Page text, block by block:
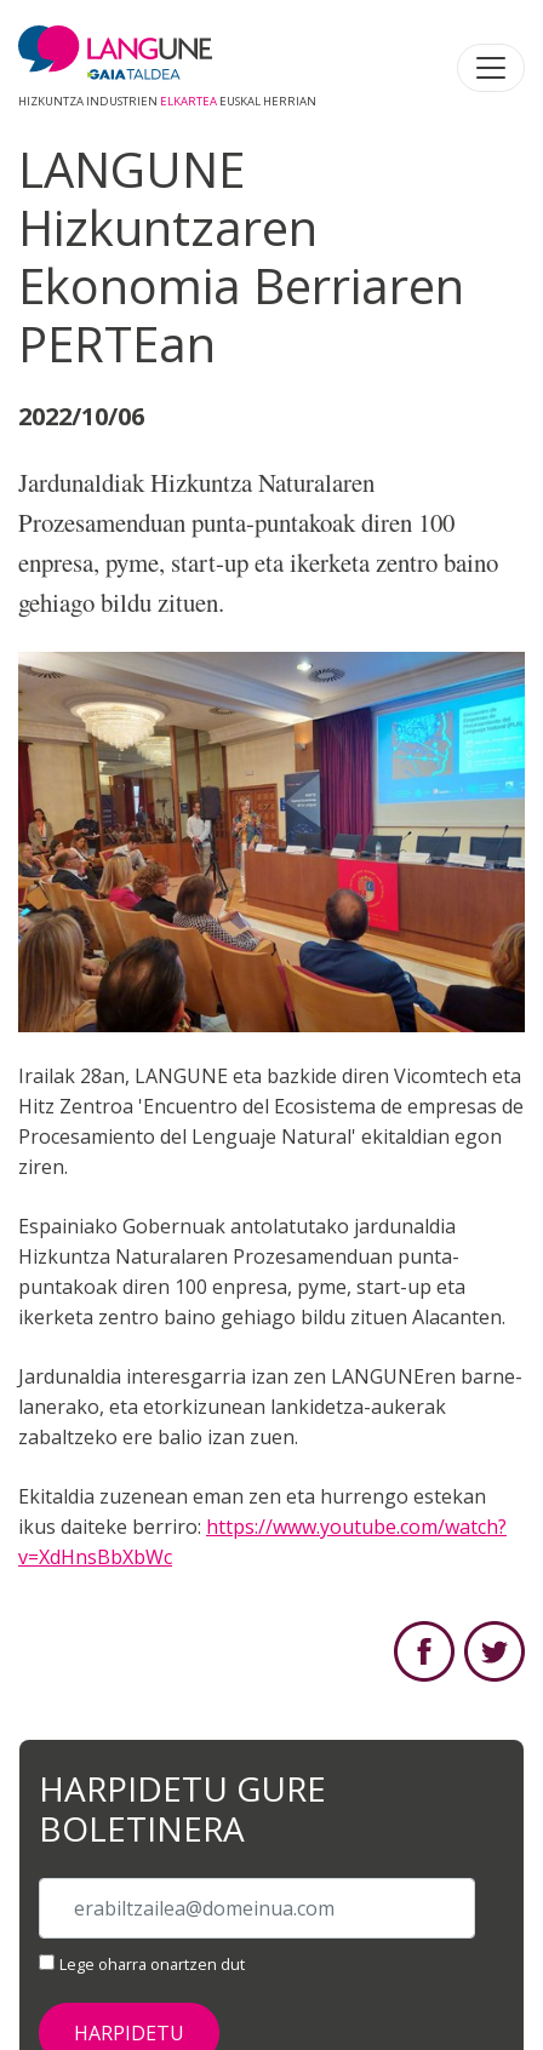
HIZKUNTZA INDUSTRIEN ELKARTEA EUSKAL HERRIAN
LANGUNE
Hizkuntzaren
Ekonomia Berriaren
PERTEan
2022/10/06
Jardunaldiak Hizkuntza Naturalaren
Prozesamenduan punta-puntakoak diren 100
enpresa, pyme, start-up eta ikerketa zentro baino
gehiago bildu zituen.
Irailak 28an, LANGUNE eta bazkide diren Vicomtech eta
Hitz Zentroa 'Encuentro del Ecosistema de empresas de
Procesamiento del Lenguaje Natural' ekitaldian egon
ziren.
Espainiako Gobernuak antolatutako jardunaldia
Hizkuntza Naturalaren Prozesamenduan punta-
puntakoak diren 100 enpresa, pyme, start-up eta
ikerketa zentro baino gehiago bildu zituen Alacanten.
Jardunaldia interesgarria izan zen LANGUNEren barne-
lanerako, eta etorkizunean lankidetza-aukerak
zabaltzeko ere balio izan zuen.
Ekitaldia zuzenean eman zen eta hurrengo estekan
ikus daiteke berriro: https://www.youtube.com/watch?
v=XdHnsBbXbWc
HARPIDETU GURE
BOLETINERA
Lege oharra onartzen dut